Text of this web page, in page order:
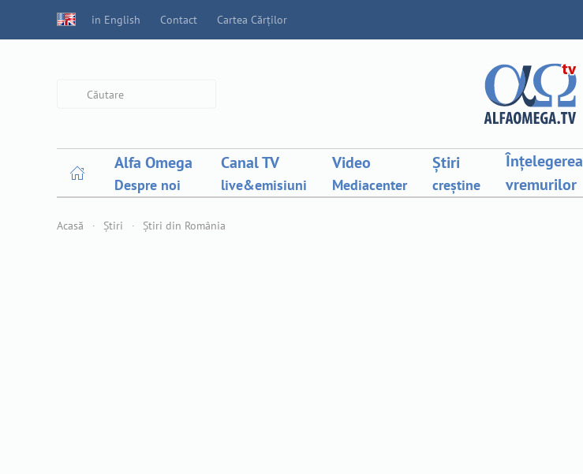
in English Contact Cartea Cărților
Alfa Omega
Despre noi
Canal TV
live&emisiuni
Video
Mediacenter
Știri
creștine
Înțelegerea
vremurilor
Acasă Știri Știri din România